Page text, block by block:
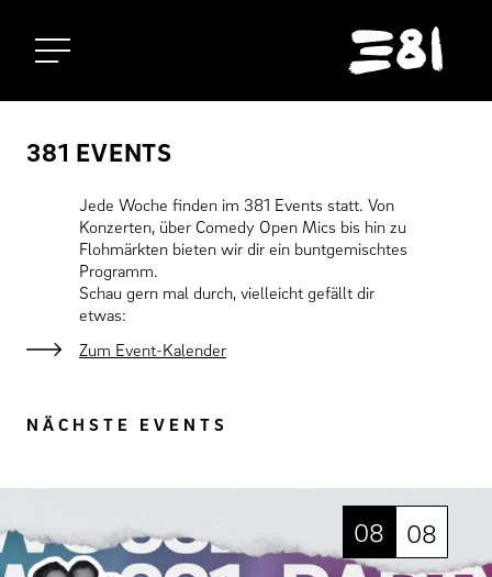
Startseite
381 EVENTS
Jede Woche finden im 381 Events statt. Von
Konzerten, über Comedy Open Mics bis hin zu
Flohmärkten bieten wir dir ein buntgemischtes
Programm.
Schau gern mal durch, vielleicht gefällt dir
etwas:
Zum Event-Kalender
NÄCHSTE EVENTS
08 08